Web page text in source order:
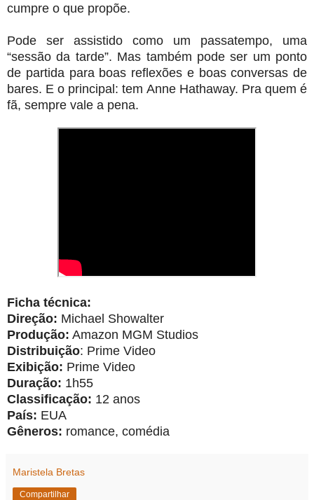
cumpre o que propõe.
Pode ser assistido como um passatempo, uma
“sessão da tarde”. Mas também pode ser um ponto
de partida para boas reflexões e boas conversas de
bares. E o principal: tem Anne Hathaway. Pra quem é
fã, sempre vale a pena.
Ficha técnica:
Direção: Michael Showalter
Produção: Amazon MGM Studios
Distribuição: Prime Video
Exibição: Prime Video
Duração: 1h55
Classificação: 12 anos
País: EUA
Gêneros: romance, comédia
Maristela Bretas
Compartilhar